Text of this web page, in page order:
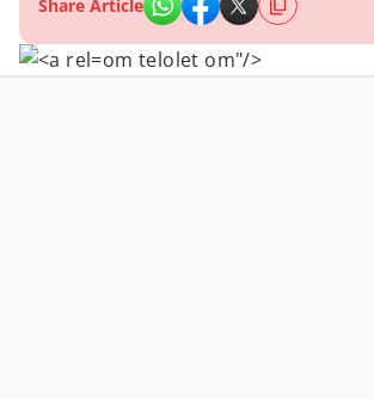
Share Article
om telolet om"/>